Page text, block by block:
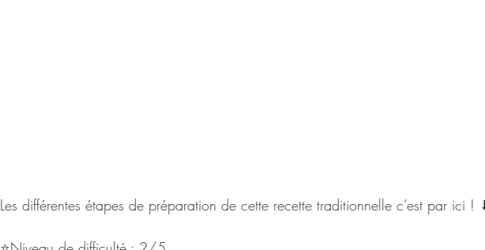
Les différentes étapes de préparation de cette recette traditionnelle c’est par ici !